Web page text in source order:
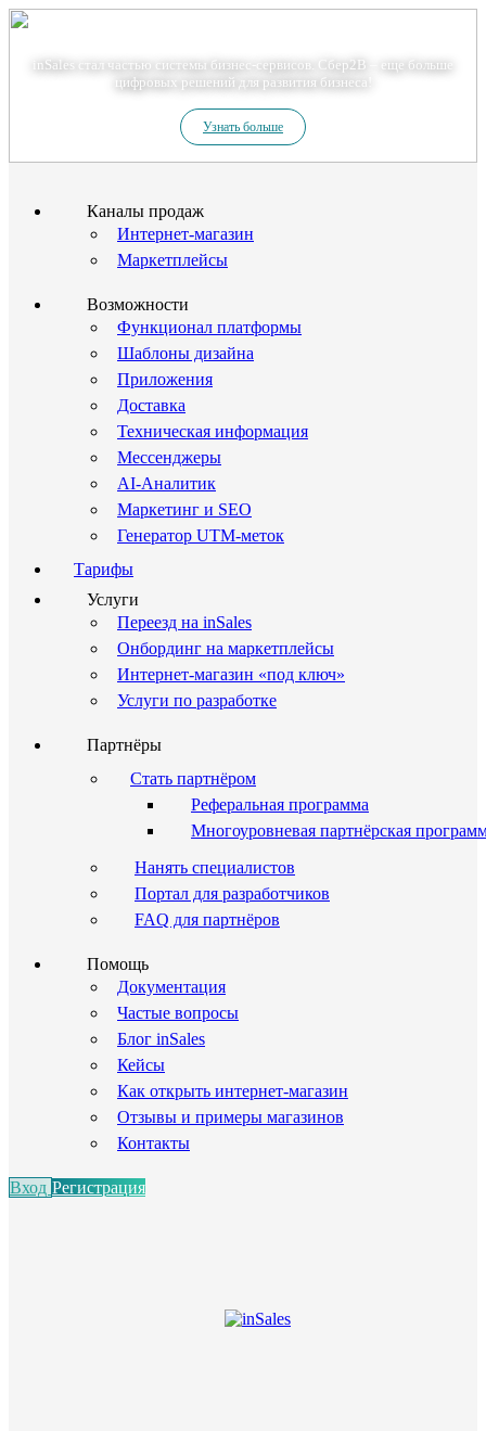
inSales стал частью системы бизнес-сервисов. Сбер2В – еще больше
цифровых решений для развития бизнеса!
Узнать больше
Каналы продаж
Интернет-магазин
Маркетплейсы
Возможности
Функционал платформы
Шаблоны дизайна
Приложения
Доставка
Техническая информация
Мессенджеры
AI-Аналитик
Маркетинг и SEO
Генератор UTM-меток
Тарифы
Услуги
Переезд на inSales
Онбординг на маркетплейсы
Интернет-магазин «под ключ»
Услуги по разработке
Партнёры
Стать партнёром
Реферальная программа
Многоуровневая партнёрская
Нанять специалистов
Портал для разработчиков
FAQ для партнёров
Помощь
Документация
Частые вопросы
Блог inSales
Кейсы
Как открыть интернет-магазин
Отзывы и примеры магазинов
Контакты
Вход Регистрация